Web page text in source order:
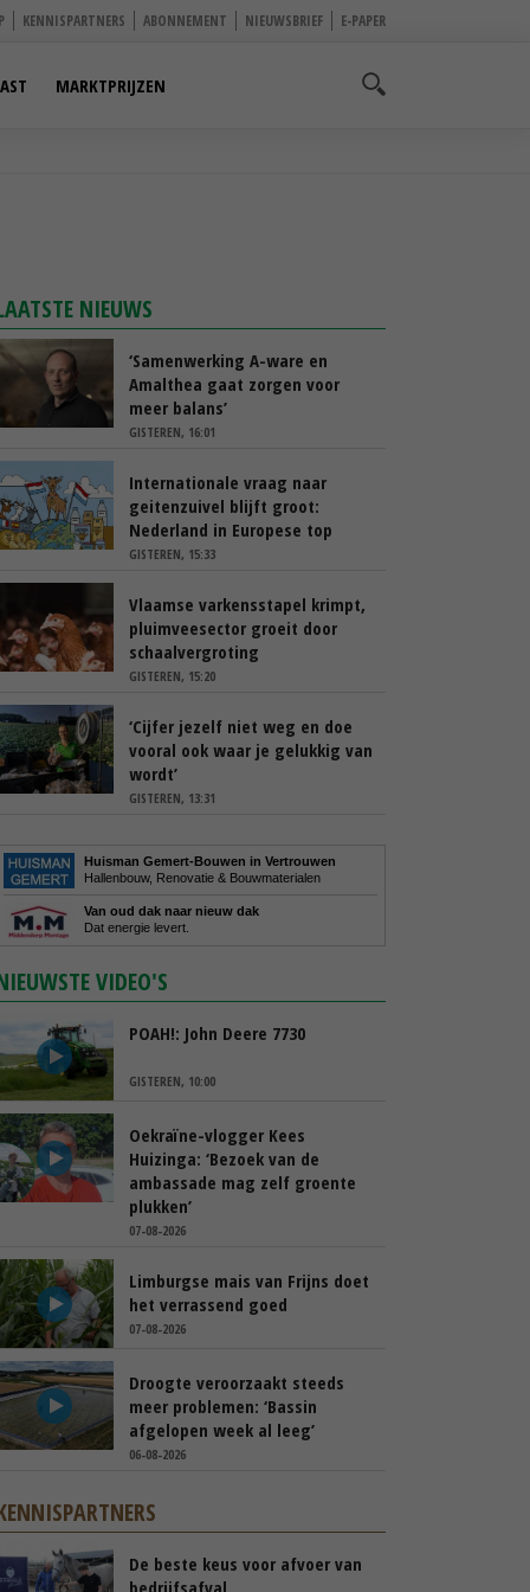
KENNISPARTNERS ABONNEMENT NIEUWSBRIEF E-PAPER
MARKTPRIJZEN
NIEUWS
‘Samenwerking A-ware en
Amalthea gaat zorgen voor
meer balans’
GISTEREN, 16:01
Internationale vraag naar
geitenzuivel blijft groot:
Nederland in Europese top
GISTEREN, 15:33
Vlaamse varkensstapel krimpt,
pluimveesector groeit door
schaalvergroting
GISTEREN, 15:20
‘Cijfer jezelf niet weg en doe
vooral ook waar je gelukkig van
wordt’
GISTEREN, 13:31
Huisman Gemert-Bouwen in Vertrouwen
Hallenbouw, Renovatie & Bouwmaterialen
Van oud dak naar nieuw dak
Dat energie levert.
VIDEO'S
POAH!: John Deere 7730
GISTEREN, 10:00
Oekraïne-vlogger Kees
Huizinga: ‘Bezoek van de
ambassade mag zelf groente
plukken’
07-08-2026
Limburgse mais van Frijns doet
het verrassend goed
07-08-2026
Droogte veroorzaakt steeds
meer problemen: ‘Bassin
afgelopen week al leeg’
06-08-2026
De beste keus voor afvoer van
bedrijfsafval